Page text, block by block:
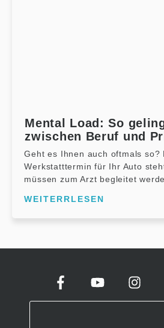
Mental Load: So
zwischen Beruf und
Geht es Ihnen auch oftmals so?
Werkstatttermin für Ihr Auto
müssen zum Arzt begleitet
WEITERRLESEN